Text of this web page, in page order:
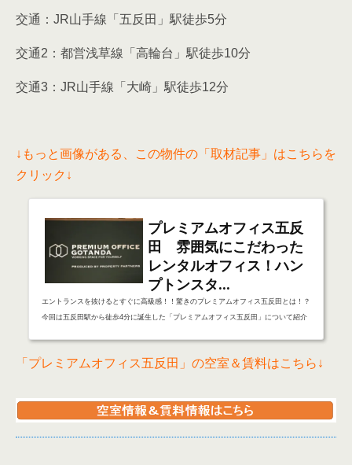
交通：JR山手線「五反田」駅徒歩5分
交通2：都営浅草線「高輪台」駅徒歩10分
交通3：JR山手線「大崎」駅徒歩12分
↓もっと画像がある、この物件の「取材記事」はこちらを
クリック↓
プレミアムオフィス五反
田 雰囲気にこだわった
レンタルオフィス！ハン
プトンスタ...
エントランスを抜けるとすぐに高級感！！驚きのプレミアムオフィス五反田とは！？
今回は五反田駅から徒歩4分に誕生した「プレミアムオフィス五反田」について紹介
ぐにハンプトンスタイルの風景でとても驚きでした！さらに、なんと最大10名使用
「プレミアムオフィス五反田」の空室＆賃料はこちら↓